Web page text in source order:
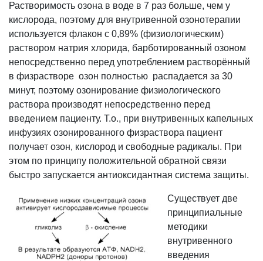
Растворимость озона в воде в 7 раз больше, чем у
кислорода, поэтому для внутривенной озонотерапии
используется флакон с 0,89% (физиологическим)
раствором натрия хлорида, барботированный озоном
непосредственно перед употреблением растворённый
в физрастворе озон полностью распадается за 30
минут, поэтому озонирование физиологического
раствора производят непосредственно перед
введением пациенту. Т.о., при внутривенных капельных
инфузиях озонированного физраствора пациент
получает озон, кислород и свободные радикалы. При
этом по принципу положительной обратной связи
быстро запускается антиоксидантная система защиты.
Существует две
принципиальные
методики
внутривенного
введения